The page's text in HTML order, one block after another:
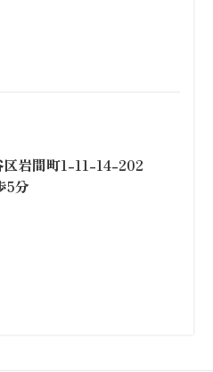
岩間町1-11-14-202
5分